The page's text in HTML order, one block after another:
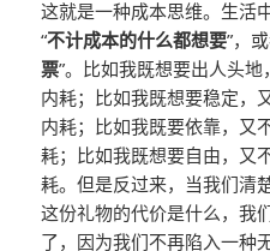
这就是一种成本思维。生活
“不计成本的什么都想要”，
票”。比如我既想要出人头
内耗；比如我既想要稳定，
内耗；比如我既要依靠，又
耗；比如我既想要自由，又
耗。但是反过来，当我们清
这份礼物的代价是什么，我
了，因为我们不再陷入一种